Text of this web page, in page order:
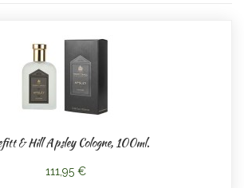
& Hill Apsley Cologne, 100ml.
111,95 €